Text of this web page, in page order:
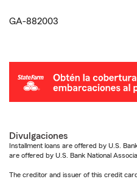
GA-882003
Divulgaciones
Installment loans are offered by U.S.
are offered by U.S. Bank National
The creditor and issuer of this credit